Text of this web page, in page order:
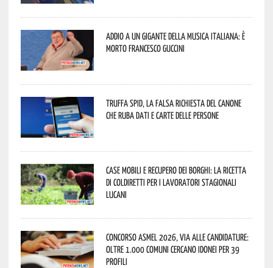
Addio a un gigante della musica italiana: è
morto Francesco Guccini
Truffa Spid, la falsa richiesta del canone
che ruba dati e carte delle persone
Case mobili e recupero dei borghi: la ricetta
di Coldiretti per i lavoratori stagionali
lucani
Concorso Asmel 2026, via alle candidature:
oltre 1.000 Comuni cercano idonei per 39
profili